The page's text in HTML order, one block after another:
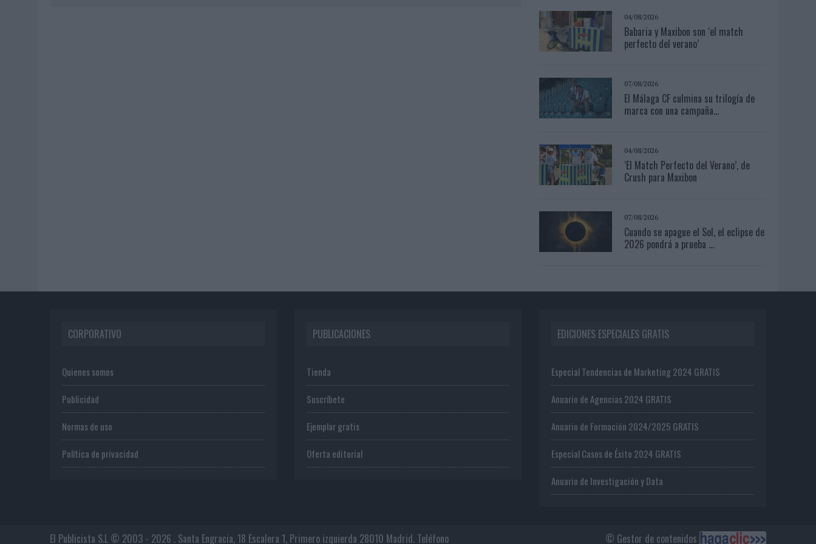
04/08/2026
Babaria y Maxibon son ‘el match
perfecto del verano’
07/08/2026
El Málaga CF culmina su trilogía de
marca con una campaña...
04/08/2026
‘El Match Perfecto del Verano’, de
Crush para Maxibon
07/08/2026
Cuando se apague el Sol, el eclipse de
2026 pondrá a prueba ...
CORPORATIVO
Quienes somos
Publicidad
Normas de uso
Política de privacidad
PUBLICACIONES
Tienda
Suscríbete
Ejemplar gratis
Oferta editorial
EDICIONES ESPECIALES GRATIS
Especial Tendencias de Marketing 2024 GRATIS
Anuario de Agencias 2024 GRATIS
Anuario de Formación 2024/2025 GRATIS
Especial Casos de Éxito 2024 GRATIS
Anuario de Investigación y Data
© Gestor de contenidos
El Publicista S.L © 2003 - 2026 . Santa Engracia, 18 Escalera 1, Primero izquierda 28010 Madrid. Teléfono